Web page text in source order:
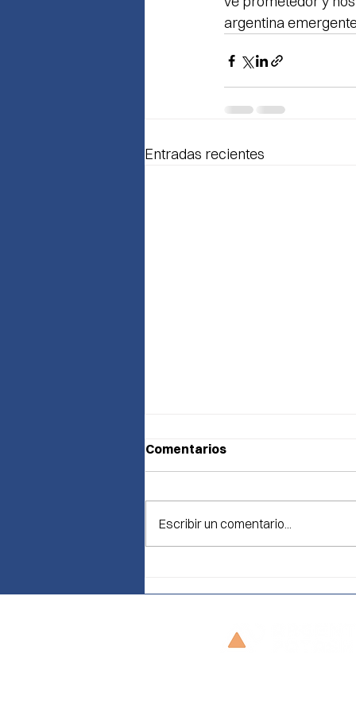
argentina
Entradas recientes
una financiación histórica
fondo para el desarrollo de
proyectos por parte de la
Comentarios
Escribir un comentario...